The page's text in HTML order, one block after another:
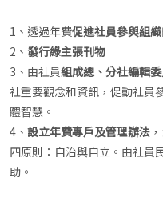
1、透過年費促進社員參與組
2、 發行綠主張刊物
3、由社員組成總、分社編輯
社重要觀念和資訊，促動社員
體智慧。
4、 設立年費專戶及管理辦法
四原則：自治與自立。由社員
助。